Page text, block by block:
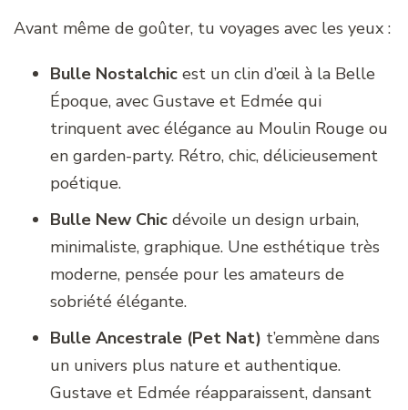
Avant même de goûter, tu voyages avec les yeux :
Bulle Nostalchic est un clin d’œil à la Belle
Époque, avec Gustave et Edmée qui
trinquent avec élégance au Moulin Rouge ou
en garden-party. Rétro, chic, délicieusement
poétique.
Bulle New Chic dévoile un design urbain,
minimaliste, graphique. Une esthétique très
moderne, pensée pour les amateurs de
sobriété élégante.
Bulle Ancestrale (Pet Nat) t’emmène dans
un univers plus nature et authentique.
Gustave et Edmée réapparaissent, dansant